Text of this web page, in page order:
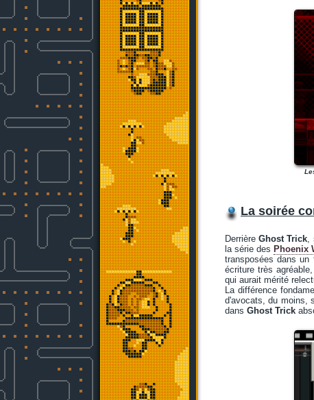
La soirée
DerrièreGhost Trick,
la série des Phoenix
transposées dans
écriture très
qui aurait mérité
La différence
d'avocats, du moins,
dans Ghost Trick